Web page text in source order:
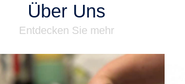
Über Uns
Entdecken Sie mehr